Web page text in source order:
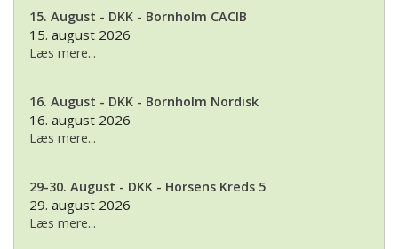
15. August - DKK - Bornholm CACIB
15. august 2026
Læs mere...
16. August - DKK - Bornholm Nordisk
16. august 2026
Læs mere...
29-30. August - DKK - Horsens Kreds 5
29. august 2026
Læs mere...